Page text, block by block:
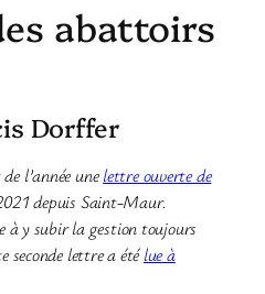
abattoirs
Dorffer
l’année unelettre ouverte de
depuis Saint-Maur.
à y subir la gestion toujours
seconde lettre a étélue à